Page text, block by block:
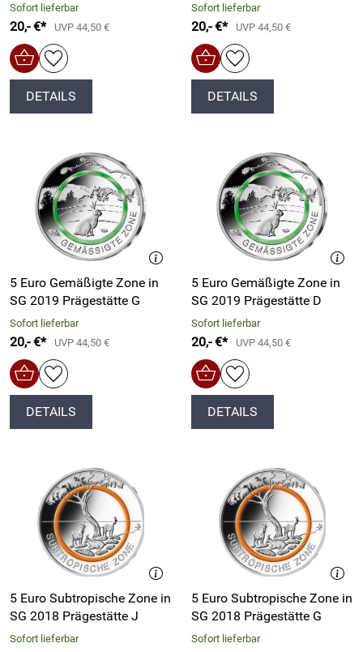
Sofort lieferbar
20,- €* UVP 44,50 €
DETAILS
Sofort lieferbar
20,- €* UVP 44,50 €
DETAILS
5 Euro Gemäßigte Zone in
SG 2019 Prägestätte G
Sofort lieferbar
20,- €* UVP 44,50 €
DETAILS
5 Euro Gemäßigte Zone in
SG 2019 Prägestätte D
Sofort lieferbar
20,- €* UVP 44,50 €
DETAILS
5 Euro Subtropische Zone in
SG 2018 Prägestätte J
Sofort lieferbar
5 Euro Subtropische Zone in
SG 2018 Prägestätte G
Sofort lieferbar